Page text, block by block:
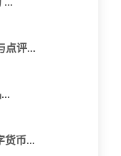
点评...
货币...